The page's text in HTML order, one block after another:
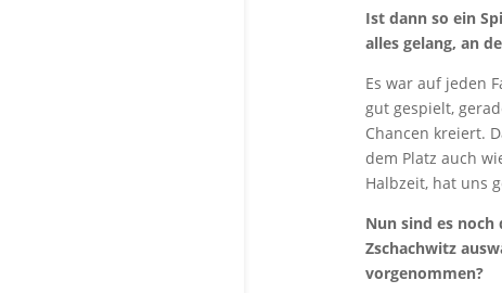
Ist dann so ein
alles gelang, an
Es war auf jeden
gut gespielt,
Chancen kreiert.
dem Platz auch
Halbzeit, hat uns
Nun sind es
Zschachwitz
vorgenommen?